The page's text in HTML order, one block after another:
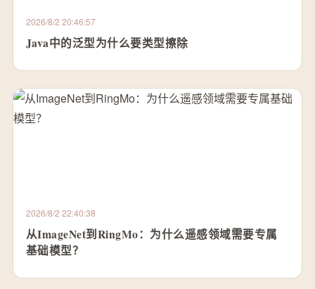
2026/8/2 20:46:57
Java中的泛型为什么要类型擦除
2026/8/2 22:40:38
从ImageNet到RingMo：为什么遥感领域需要专属
基础模型？